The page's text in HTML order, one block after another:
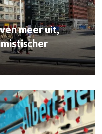
meer uit,